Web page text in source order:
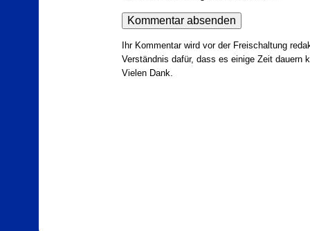
Ihr Kommentar wird vor der Freischaltung
Verständnis dafür, dass es einige Zeit
Vielen Dank.